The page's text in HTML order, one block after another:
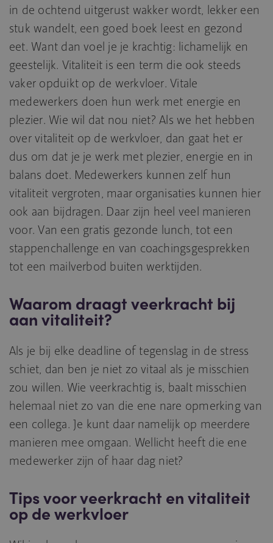
in de ochtend uitgerust wakker wordt, lekker een
stuk wandelt, een goed boek leest en gezond
eet. Want dan voel je je krachtig: lichamelijk en
geestelijk. Vitaliteit is een term die ook steeds
vaker opduikt op de werkvloer. Vitale
medewerkers doen hun werk met energie en
plezier. Wie wil dat nou niet? Als we het hebben
over vitaliteit op de werkvloer, dan gaat het er
dus om dat je je werk met plezier, energie en in
balans doet. Medewerkers kunnen zelf hun
vitaliteit vergroten, maar organisaties kunnen hier
ook aan bijdragen. Daar zijn heel veel manieren
voor. Van een gratis gezonde lunch, tot een
stappenchallenge en van coachingsgesprekken
tot een mailverbod buiten werktijden.
Waarom draagt veerkracht bij
aan vitaliteit?
Als je bij elke deadline of tegenslag in de stress
schiet, dan ben je niet zo vitaal als je misschien
zou willen. Wie veerkrachtig is, baalt misschien
helemaal niet zo van die ene nare opmerking van
een collega. Je kunt daar namelijk op meerdere
manieren mee omgaan. Wellicht heeft die ene
medewerker zijn of haar dag niet?
Tips voor veerkracht en vitaliteit
op de werkvloer